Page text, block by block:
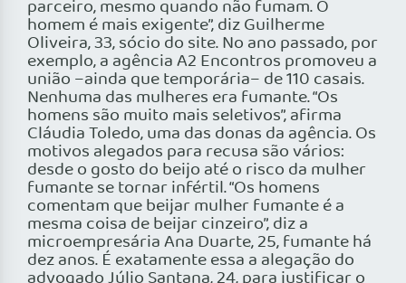
parceiro, mesmo quando não fumam. O
homem é mais exigente”, diz Guilherme
Oliveira, 33, sócio do site. No ano passado, por
exemplo, a agência A2 Encontros promoveu a
união –ainda que temporária– de 110 casais.
Nenhuma das mulheres era fumante. “Os
homens são muito mais seletivos”, afirma
Cláudia Toledo, uma das donas da agência. Os
motivos alegados para recusa são vários:
desde o gosto do beijo até o risco da mulher
fumante se tornar infértil. “Os homens
comentam que beijar mulher fumante é a
mesma coisa de beijar cinzeiro”, diz a
microempresária Ana Duarte, 25, fumante há
dez anos. É exatamente essa a alegação do